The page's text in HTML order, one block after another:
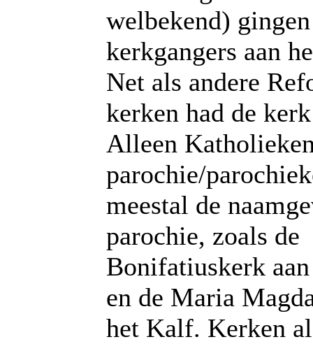
welbekend)
kerkgangers aan
Net als andere
kerken had de
Alleen
parochie/
meestal de
parochie, zoals de
Bonifatiuskerk
en de Maria
het Kalf. Kerken